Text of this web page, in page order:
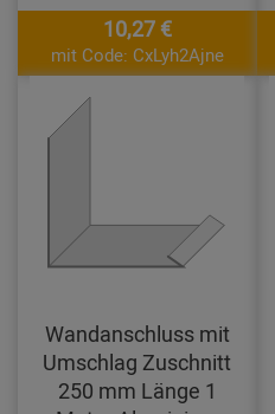
10,27 €
mit Code: CxLyh2Ajne
Wandanschluss mit
Umschlag Zuschnitt
250 mm Länge 1